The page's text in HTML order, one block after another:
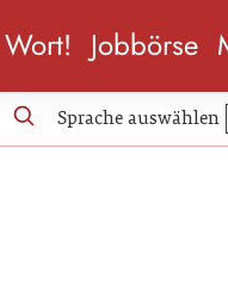
Jobbörse
Sprache auswählen